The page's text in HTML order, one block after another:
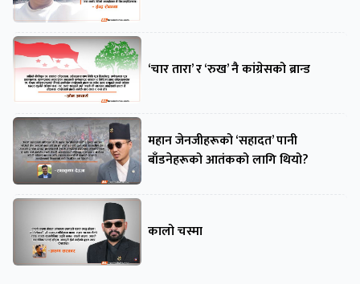
‘चार तारा’ र ‘रुख’ नै कांग्रेसको ब्रान्ड
महान जेनजीहरूको ‘सहादत’ पानी
बाँडनेहरूको आतंकको लागि थियो?
कालो चस्मा